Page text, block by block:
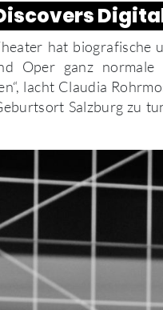
hat biografische
Oper ganz
lacht Claudia
Salzburg zu